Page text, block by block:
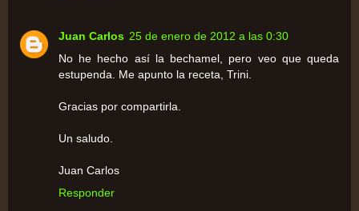
Juan Carlos 25 de enero de 2012 a las 0:30
No he hecho así la bechamel, pero veo que queda
estupenda. Me apunto la receta, Trini.
Gracias por compartirla.
Un saludo.
Juan Carlos
Responder